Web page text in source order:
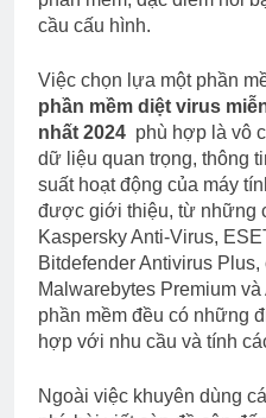
cầu cấu hình.
Việc chọn lựa một phần
phần mềm diệt virus
nhất 2024 phù hợp là vô
dữ liệu quan trọng, thông
suất hoạt động của máy
được giới thiệu, từ những
Kaspersky Anti-Virus,
Bitdefender Antivirus
Malwarebytes Premium
phần mềm đều có những
hợp với nhu cầu và tính
Ngoài việc khuyên dùng